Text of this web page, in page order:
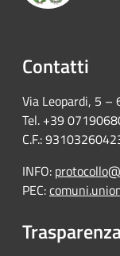
Contatti
Via Leopardi, 5 –
Tel. +39
C.F.:
INFO:
PEC: